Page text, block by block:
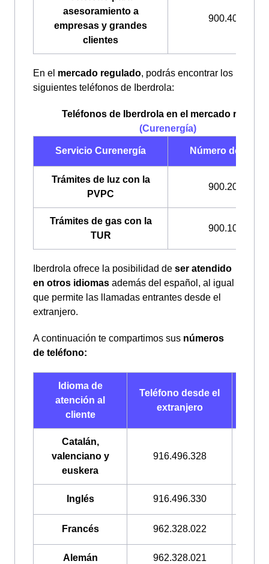
asesoramiento a
empresas y grandes
clientes
900.400.408
En el mercado regulado, podrás encontrar los
siguientes teléfonos de Iberdrola:
Teléfonos de Iberdrola en el mercado
(Curenergía)
Servicio Curenergía Número de
Trámites de luz con la
PVPC
900.200.708
Trámites de gas con la
TUR
900.100.309
Iberdrola ofrece la posibilidad de ser atendido
en otros idiomas además del español, al igual
que permite las llamadas entrantes desde el
extranjero.
A continuación te compartimos sus números
de teléfono:
Idioma de
atención al
cliente
Teléfono desde el
extranjero
Catalán,
valenciano y
euskera
916.496.328
Inglés 916.496.330
Francés 962.328.022
Alemán 962.328.021